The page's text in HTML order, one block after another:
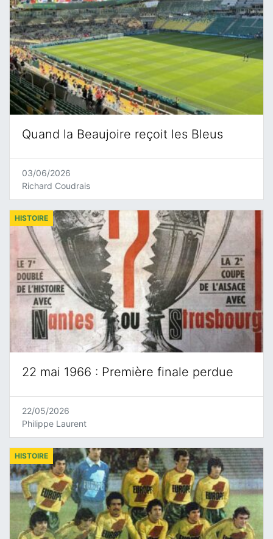
Quand la Beaujoire reçoit les Bleus
03/06/2026
Richard Coudrais
22 mai 1966 : Première finale perdue
HISTOIRE
22/05/2026
Philippe Laurent
HISTOIRE